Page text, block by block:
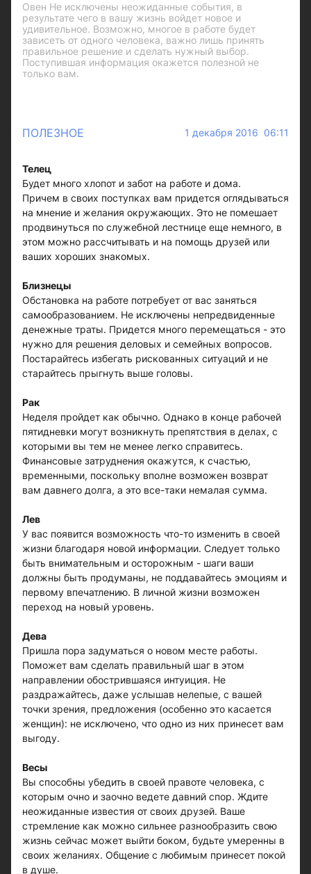
Овен Не исключены неожиданные события, в
результате чего в вашу жизнь войдет новое и
удивительное. Возможно, многое в работе будет
зависеть от одного человека, важно лишь принять
правильное решение и сделать нужный выбор.
Поступившая информация окажется полезной не
только вам.
ПОЛЕЗНОЕ 1 декабря 2016 06:11
Телец
Будет много хлопот и забот на работе и дома.
Причем в своих поступках вам придется оглядываться
на мнение и желания окружающих. Это не помешает
продвинуться по служебной лестнице еще немного, в
этом можно рассчитывать и на помощь друзей или
ваших хороших знакомых.
Близнецы
Обстановка на работе потребует от вас заняться
самообразованием. Не исключены непредвиденные
денежные траты. Придется много перемещаться - это
нужно для решения деловых и семейных вопросов.
Постарайтесь избегать рискованных ситуаций и не
старайтесь прыгнуть выше головы.
Рак
Неделя пройдет как обычно. Однако в конце рабочей
пятидневки могут возникнуть препятствия в делах, с
которыми вы тем не менее легко справитесь.
Финансовые затруднения окажутся, к счастью,
временными, поскольку вполне возможен возврат
вам давнего долга, а это все-таки немалая сумма.
Лев
У вас появится возможность что-то изменить в своей
жизни благодаря новой информации. Следует только
быть внимательным и осторожным - шаги ваши
должны быть продуманы, не поддавайтесь эмоциям и
первому впечатлению. В личной жизни возможен
переход на новый уровень.
Дева
Пришла пора задуматься о новом месте работы.
Поможет вам сделать правильный шаг в этом
направлении обострившаяся интуиция. Не
раздражайтесь, даже услышав нелепые, с вашей
точки зрения, предложения (особенно это касается
женщин): не исключено, что одно из них принесет вам
выгоду.
Весы
Вы способны убедить в своей правоте человека, с
которым очно и заочно ведете давний спор. Ждите
неожиданные известия от своих друзей. Ваше
стремление как можно сильнее разнообразить свою
жизнь сейчас может выйти боком, будьте умеренны в
своих желаниях. Общение с любимым принесет покой
в душе.